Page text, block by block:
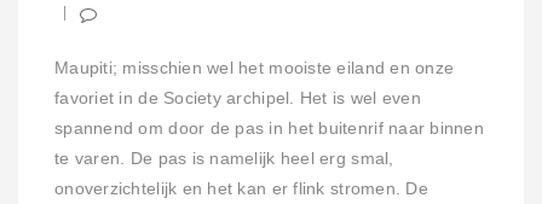
Maupiti; misschien wel het mooiste eiland en onze
favoriet in de Society archipel. Het is wel even
spannend om door de pas in het buitenrif naar binnen
te varen. De pas is namelijk heel erg smal,
onoverzichtelijk en het kan er flink stromen. De